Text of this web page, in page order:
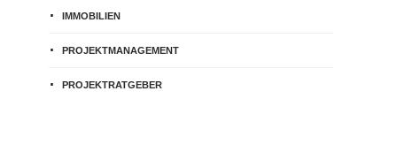
IMMOBILIEN
PROJEKTMANAGEMENT
PROJEKTRATGEBER